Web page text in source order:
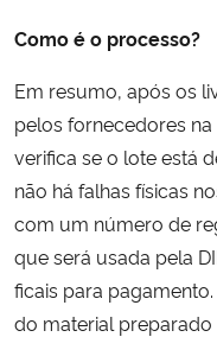
Como é o processo?
Em resumo, após os
pelos fornecedores
verifica se o lote está
não há falhas físicas
com um número de
que será usada pela
ficais para
do material preparado